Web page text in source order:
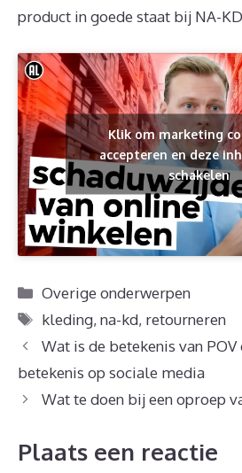
product in goede staat bij NA-
Klik om marketing
accepteren en deze
schakelen
Categorieën
Overige onderwerpen
Tags
kleding,na-kd, retourneren
Wat is de betekenis van POV
betekenis op sociale media
Wat te doen bij een oproep
Plaats een reactie